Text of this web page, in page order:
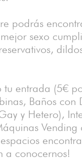
podrás
sexo
entrada (5€
Baños con
y Hetero),
a conocernos!